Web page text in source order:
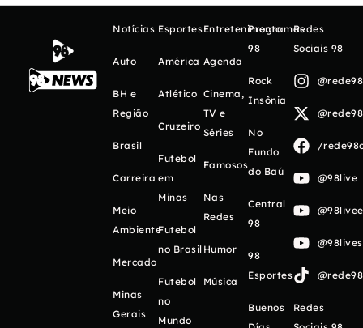
Notícias
Auto
BH e
Região
Brasil
Carreira
Meio
Ambiente
Mercado
Minas
Gerais
Esportes
América
Atlético
Cruzeiro
Futebol
em
Minas
Futebol
no Brasil
Futebol
no
Mundo
Entretenimento
Agenda
Cinema,
TV e
Séries
Famosos
Nas
Redes
Humor
Música
Programas
98
Rock
Insônia
No
Fundo
do Baú
Central
98
98
Esportes
Buenos
Redes
Sociais 98
/
@98live
Redes